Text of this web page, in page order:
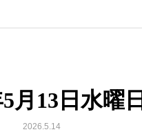
月13日水曜日
2026.5.14